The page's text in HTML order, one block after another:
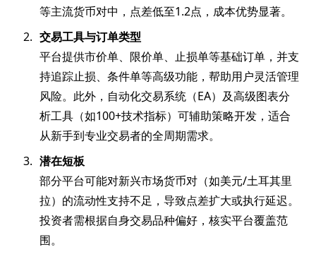
等主流货币对中，点差低至1.2点，成本优势显著。
交易工具与订单类型
平台提供市价单、限价单、止损单等基础订单，并支
持追踪止损、条件单等高级功能，帮助用户灵活管理
风险。此外，自动化交易系统（EA）及高级图表分
析工具（如100+技术指标）可辅助策略开发，适合
从新手到专业交易者的全周期需求。
潜在短板
部分平台可能对新兴市场货币对（如美元/土耳其里
拉）的流动性支持不足，导致点差扩大或执行延迟。
投资者需根据自身交易品种偏好，核实平台覆盖范
围。